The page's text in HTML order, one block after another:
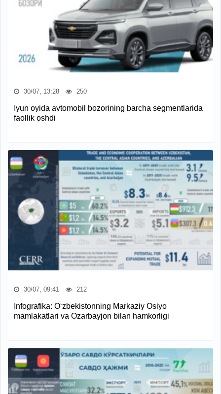
30/07, 13:28 250
Iyun oyida avtomobil bozorining barcha segmentlarida
faollik oshdi
30/07, 09:41 212
Infografika: O‘zbekistonning Markaziy Osiyo
mamlakatlari va Ozarbayjon bilan hamkorligi